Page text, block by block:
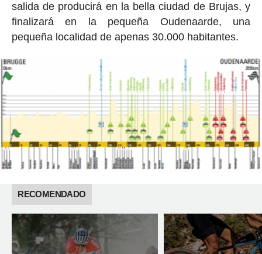
salida de producirá en la bella ciudad de Brujas, y
finalizará en la pequeña Oudenaarde, una
pequeña localidad de apenas 30.000 habitantes.
RECOMENDADO